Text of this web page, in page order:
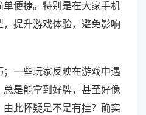
便捷。特别是在大家手机
提升游戏体验，避免影响
一些玩家反映在游戏中遇
是能拿到好牌，甚至好像
此怀疑是不是有挂？确实